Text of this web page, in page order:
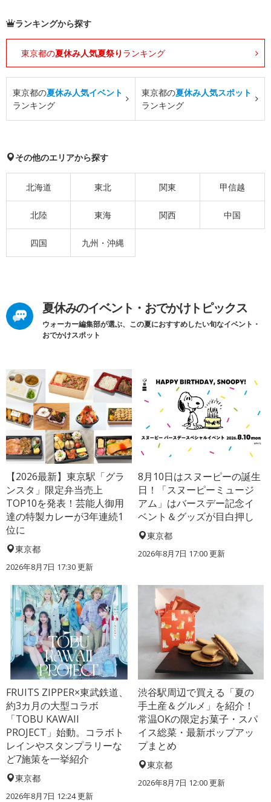
ランキングから探す
東京都の夏休み人気夏祭り ランキング
東京都の夏休み人気イベント
ランキング
東京都の夏休み人気スポット
ランキング
その他のエリアから探す
北海道 東北 関東 甲信越
北陸 東海 関西 中国
四国 九州・沖縄
夏休みのイベント・おでかけトピックス
ウォーカー編集部が選ぶ、この夏におすすめしたい旬なイベント・
おでかけスポット
【2026最新】東京駅「グラ
ンスタ」限定弁当売上
TOP10を発表！芸能人御用
達の特製カレーが3年連続1
位に
東京都
2026年8月7日 17:30更新
8月10日はスヌーピーの誕生
日！「スヌーピーミュージ
アム」はバースデー記念イ
ベント＆グッズが目白押し
東京都
2026年8月7日 17:00更新
FRUITS ZIPPER×東武鉄道、
約3カ月の大型コラボ
「TOBU KAWAII
PROJECT」始動。コラボト
レインやスタンプラリーな
ど7施策を一挙紹介
東京都
2026年8月7日 12:24更新
渋谷駅周辺で買える「夏の
手土産＆グルメ」を紹介！
常温OKの限定お菓子・スパ
イス総菜・最新ポップアッ
プまとめ
東京都
2026年8月7日 12:00更新